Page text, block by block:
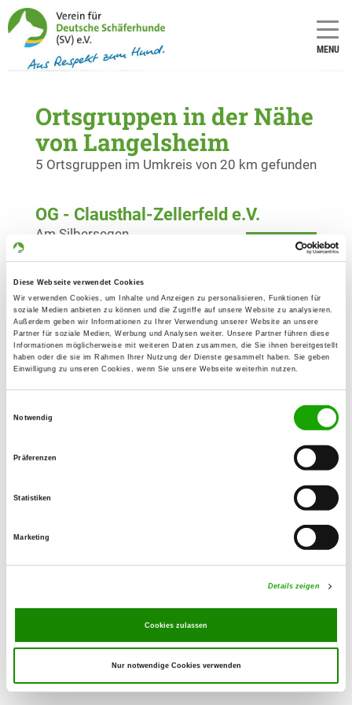
Diese Webseite verwendet Cookies
Wir verwenden Cookies, um Inhalte und Anzeigen zu personalisieren, Funktionen für
soziale Medien anbieten zu können und die Zugriffe auf unsere Website zu analysieren.
Außerdem geben wir Informationen zu Ihrer Verwendung unserer Website an unsere
Partner für soziale Medien, Werbung und Analysen weiter. Unsere Partner führen diese
Informationen möglicherweise mit weiteren Daten zusammen, die Sie ihnen bereitgestellt
haben oder die sie im Rahmen Ihrer Nutzung der Dienste gesammelt haben. Sie geben
Einwilligung zu unseren Cookies, wenn Sie unsere Webseite weiterhin nutzen.
Notwendig
Präferenzen
Statistiken
Marketing
Details zeigen
Cookies zulassen
Nur notwendige Cookies verwenden
MENU
Ortsgruppen in der Nähe
von Langelsheim
5 Ortsgruppen im Umkreis von 20 km gefunden
OG - Clausthal-Zellerfeld e.V.
Details
Am Silbersegen
OG - Goslar e.V.
Details
Schützenallee
38640 Goslar
OG - Rhüden e.V.
Details
Am Schlörbach 16
Details
Vosspass 50
OG - Vienenburg e.V.
38690 Goslar